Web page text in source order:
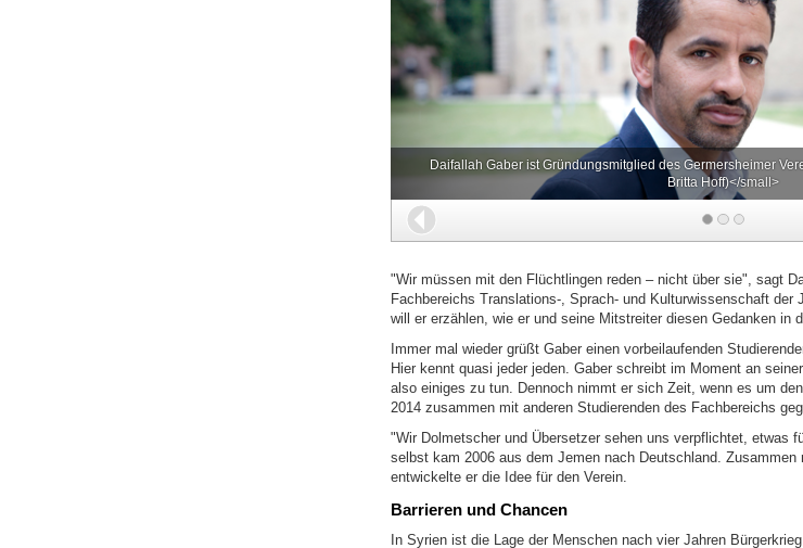
Daifallah Gaber ist Gründungsmitglied des Germersheimer
Britta Hoff)</small>
Zurück
"Wir müssen mit den Flüchtlingen reden – nicht über sie", sagt
Fachbereichs Translations-, Sprach- und Kulturwissenschaft der
will er erzählen, wie er und seine Mitstreiter diesen Gedanken in
Immer mal wieder grüßt Gaber einen vorbeilaufenden
Hier kennt quasi jeder jeden. Gaber schreibt im Moment an
also einiges zu tun. Dennoch nimmt er sich Zeit, wenn es um
2014 zusammen mit anderen Studierenden des Fachbereichs
"Wir Dolmetscher und Übersetzer sehen uns verpflichtet, etwas
selbst kam 2006 aus dem Jemen nach Deutschland.
entwickelte er die Idee für den Verein.
Barrieren und Chancen
In Syrien ist die Lage der Menschen nach vier Jahren